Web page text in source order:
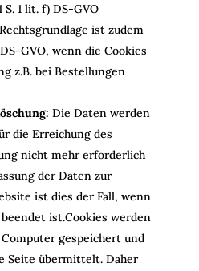
S. 1 lit. f) DS-GVO
ist zudem
GVO, wenn die Cookies
z.B. bei Bestellungen
Die Daten werden
die Erreichung des
nicht mehr erforderlich
der Daten zur
ist dies der Fall, wenn
ist.Cookies werden
gespeichert und
Seite übermittelt. Daher